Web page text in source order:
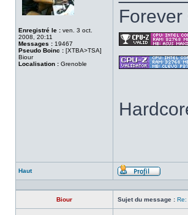
Enregistré le : ven. 3 oct.
2008, 20:11
Messages : 19467
Pseudo Boinc : [XTBA>TSA]
Biour
Localisation : Grenoble
Forever
Haut
Profil
Biour Sujet du message : Re: